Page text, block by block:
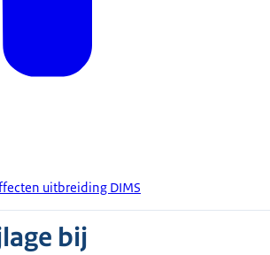
uitbreiding DIMS
bij